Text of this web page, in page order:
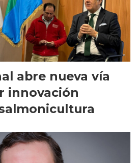
abre nueva vía
innovación